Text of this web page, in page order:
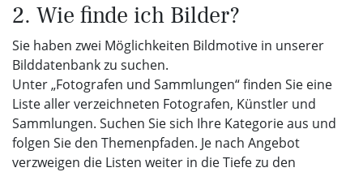
2. Wie finde ich Bilder?
Sie haben zwei Möglichkeiten Bildmotive in unserer
Bilddatenbank zu suchen.
Unter „Fotografen und Sammlungen“ finden Sie eine
Liste aller verzeichneten Fotografen, Künstler und
Sammlungen. Suchen Sie sich Ihre Kategorie aus und
folgen Sie den Themenpfaden. Je nach Angebot
verzweigen die Listen weiter in die Tiefe zu den